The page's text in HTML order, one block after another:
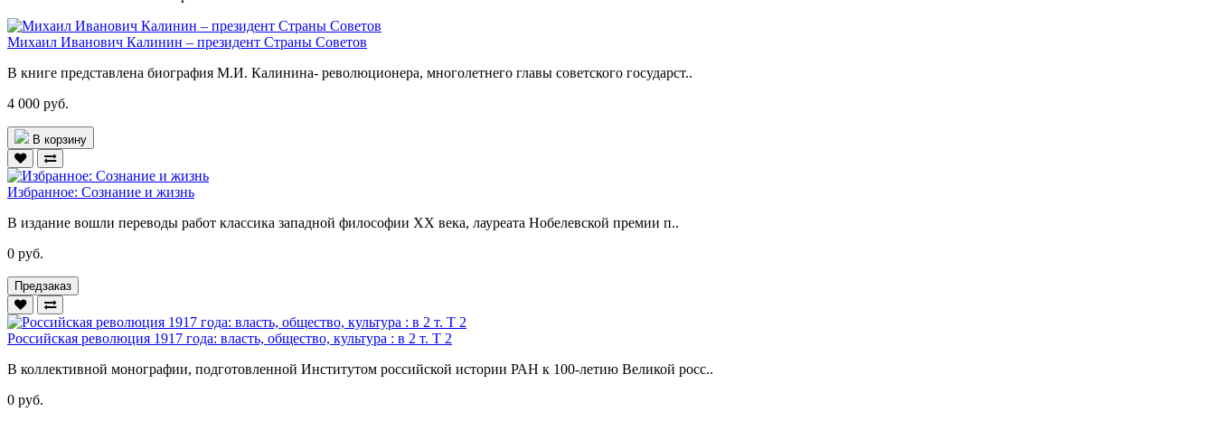
Михаил Иванович Калинин – президент Страны Советов
В книге представлена биография М.И. Калинина- революционера, многолетнего главы советского государст..
4 000 руб.
В корзину
Избранное: Сознание и жизнь
В издание вошли переводы работ классика западной философии XX века, лауреата Нобелевской премии п..
0 руб.
Предзаказ
Российская революция 1917 года: власть, общество, культура : в 2 т. Т 2
В коллективной монографии, подготовленной Институтом российской истории РАН к 100-летию Великой росс..
0 руб.